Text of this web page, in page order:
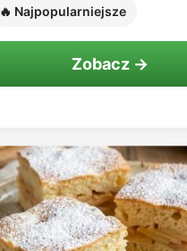
🔥 Najpopularniejsze
Zobacz →